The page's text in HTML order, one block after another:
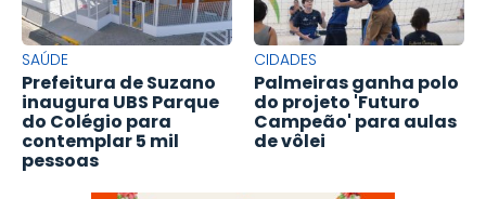
SAÚDE
Prefeitura de Suzano
inaugura UBS Parque
do Colégio para
contemplar 5 mil
pessoas
CIDADES
Palmeiras ganha polo
do projeto 'Futuro
Campeão' para aulas
de vôlei